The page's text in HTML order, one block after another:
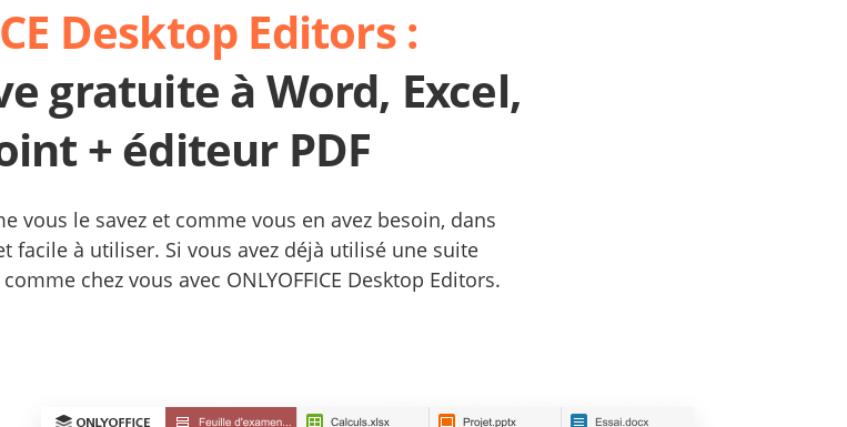
Desktop Editors :
gratuite à Word, Excel,
+ éditeur PDF
vous le savez et comme vous en avez besoin, dans
facile à utiliser. Si vous avez déjà utilisé une suite
chez vous avec ONLYOFFICE Desktop Editors.